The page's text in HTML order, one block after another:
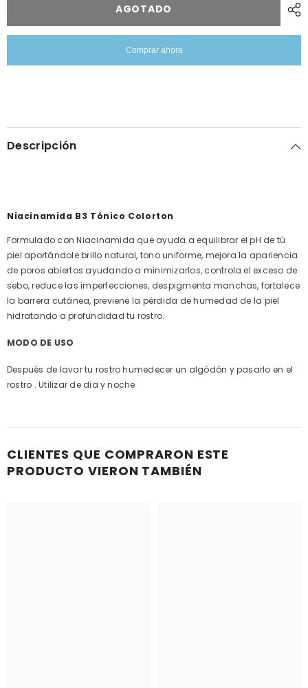
150ml.
-
Anti
Niacinamida
150ml.
-
AGOTADO
Comprar ahora
Descripción
Niacinamida B3 Tónico Colorton
Formulado con Niacinamida que ayuda a equilibrar el pH de tú
piel aportándole brillo natural, tono uniforme, mejora la apariencia
de poros abiertos ayudando a minimizarlos, controla el exceso de
sebo, reduce las imperfecciones, despigmenta manchas, fortalece
la barrera cutánea, previene la pérdida de humedad de la piel
hidratando a profundidad tu rostro.
MODO DE USO
Después de lavar tu rostro humedecer un algódón y pasarlo en el
rostro . Utilizar de dia y noche
CLIENTES QUE COMPRARON ESTE
PRODUCTO VIERON TAMBIÉN